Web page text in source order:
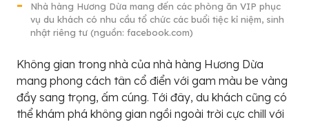
Nhà hàng Hương Dừa mang đến các phòng ăn VIP phục
vụ du khách có nhu cầu tổ chức các buổi tiệc kỉ niệm, sinh
nhật riêng tư (nguồn: facebook.com)
Không gian trong nhà của nhà hàng Hương Dừa
mang phong cách tân cổ điển với gam màu be vàng
đầy sang trọng, ấm cúng. Tới đây, du khách cũng có
thể khám phá không gian ngồi ngoài trời cực chill với